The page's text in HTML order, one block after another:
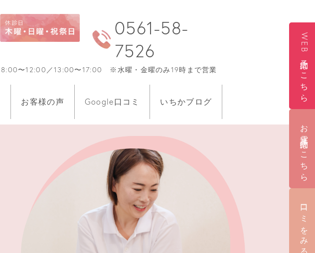
0561-58-
7526
8:00〜12:00／13:00〜17:00 ※水曜・金曜のみ19時まで営業
お客様の声 Google口コミ いちかブログ
WEB予約はこちら
お電話予約はこちら
口コミをみる